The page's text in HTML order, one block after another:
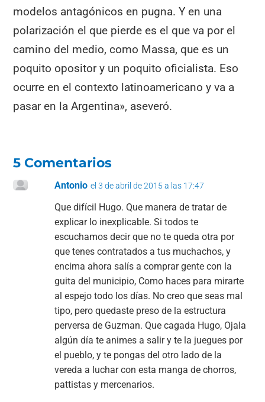
modelos antagónicos en pugna. Y en una
polarización el que pierde es el que va por el
camino del medio, como Massa, que es un
poquito opositor y un poquito oficialista. Eso
ocurre en el contexto latinoamericano y va a
pasar en la Argentina», aseveró.
5 Comentarios
Antonio el 3 de abril de 2015 a las 17:47
Que difícil Hugo. Que manera de tratar de
explicar lo inexplicable. Si todos te
escuchamos decir que no te queda otra por
que tenes contratados a tus muchachos, y
encima ahora salís a comprar gente con la
guita del municipio, Como haces para mirarte
al espejo todo los días. No creo que seas mal
tipo, pero quedaste preso de la estructura
perversa de Guzman. Que cagada Hugo, Ojala
algún día te animes a salir y te la juegues por
el pueblo, y te pongas del otro lado de la
vereda a luchar con esta manga de chorros,
pattistas y mercenarios.